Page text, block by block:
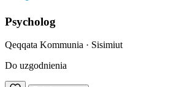
Psycholog
Qeqqata Kommunia · Sisimiut
Do uzgodnienia